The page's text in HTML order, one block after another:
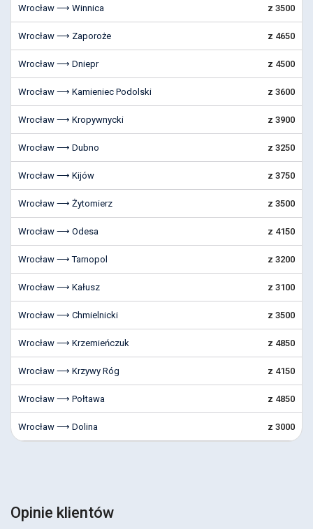
Wrocław ⟶ Winnica z 3500
Wrocław ⟶ Zaporoże z 4650
Wrocław ⟶ Dniepr z 4500
Wrocław ⟶ Kamieniec Podolski z 3600
Wrocław ⟶ Kropywnycki z 3900
Wrocław ⟶ Dubno z 3250
Wrocław ⟶ Kijów z 3750
Wrocław ⟶ Żytomierz z 3500
Wrocław ⟶ Odesa z 4150
Wrocław ⟶ Tarnopol z 3200
Wrocław ⟶ Kałusz z 3100
Wrocław ⟶ Chmielnicki z 3500
Wrocław ⟶ Krzemieńczuk z 4850
Wrocław ⟶ Krzywy Róg z 4150
Wrocław ⟶ Połtawa z 4850
Wrocław ⟶ Dolina z 3000
Opinie klientów